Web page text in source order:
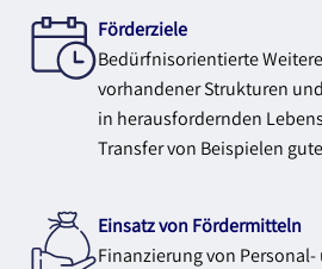
Förderziele
Bedürfnisorientierte
vorhandener Strukturen
in herausfordernden
Transfer von Beispielen
Einsatz von Fördermitteln
Finanzierung von